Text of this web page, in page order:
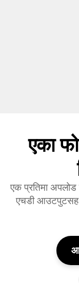
एका
एक प्रतिमा अपलोड
एचडी आउटपुटसह